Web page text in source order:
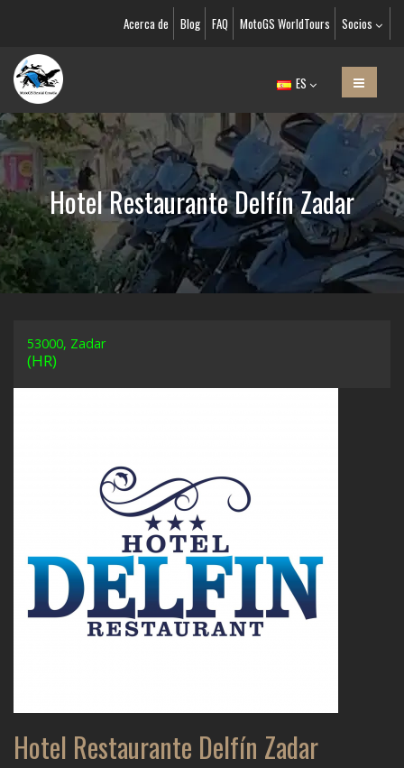
Acerca de Blog FAQ MotoGS WorldTours Socios
ES
Hotel Restaurante Delfín Zadar
53000, Zadar
(HR)
Hotel Restaurante Delfín Zadar